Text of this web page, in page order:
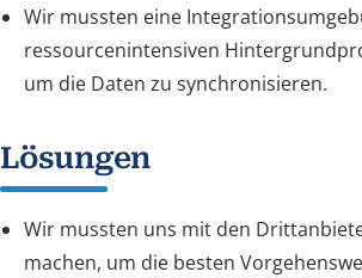
Wir mussten eine
ressourcenintensiven
um die Daten zu synchronisieren.
Lösungen
Wir mussten uns mit den
machen, um die besten